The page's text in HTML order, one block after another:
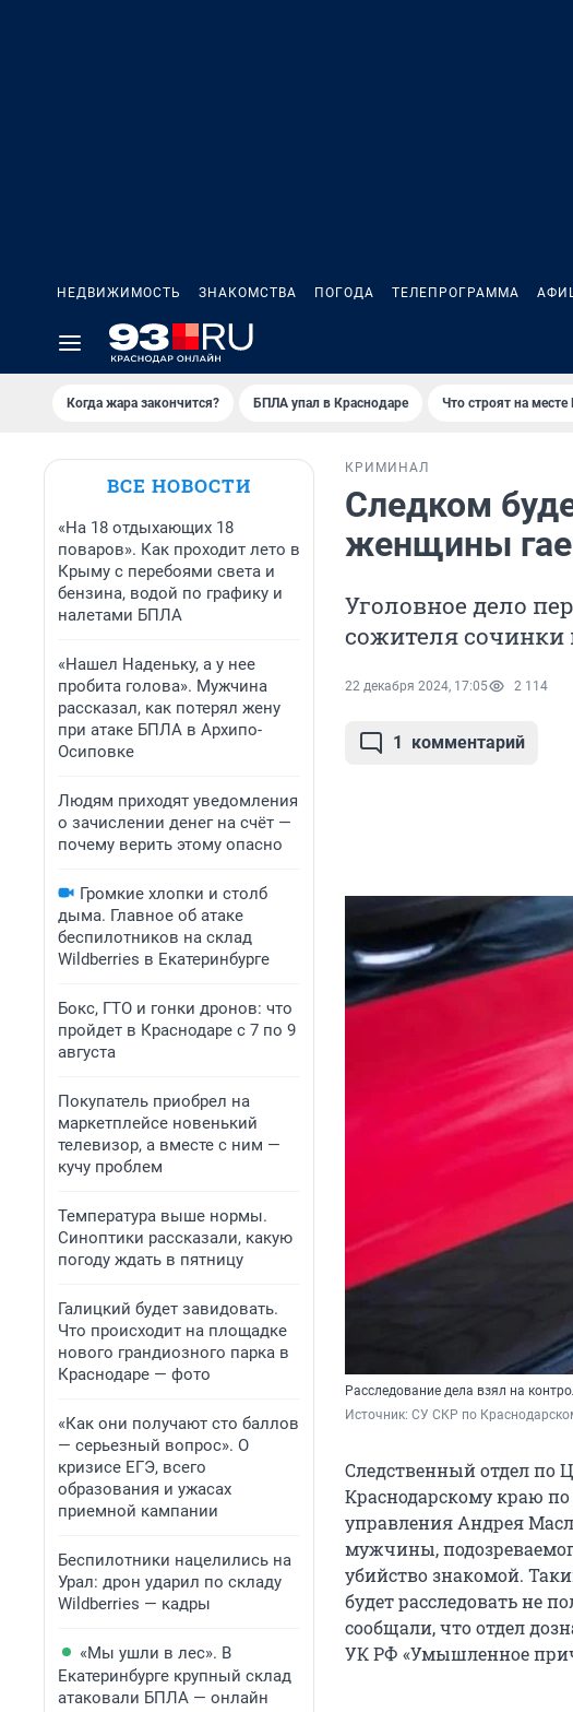
НЕДВИЖИМОСТЬ ЗНАКОМСТВА ПОГОДА ТЕЛЕПРОГРАММА
Когда жара закончится? БПЛА упал в Краснодаре Что строят на
ВСЕ НОВОСТИ
«На 18 отдыхающих 18
поваров». Как проходит лето в
Крыму с перебоями света и
бензина, водой по графику и
налетами БПЛА
«Нашел Наденьку, а у нее
пробита голова». Мужчина
рассказал, как потерял жену
при атаке БПЛА в Архипо-
Осиповке
Людям приходят уведомления
о зачислении денег на счёт —
почему верить этому опасно
Громкие хлопки и столб
дыма. Главное об атаке
беспилотников на склад
Wildberries в Екатеринбурге
Бокс, ГТО и гонки дронов: что
пройдет в Краснодаре с 7 по 9
августа
Покупатель приобрел на
маркетплейсе новенький
телевизор, а вместе с ним —
кучу проблем
Температура выше нормы.
Синоптики рассказали, какую
погоду ждать в пятницу
Галицкий будет завидовать.
Что происходит на площадке
нового грандиозного парка в
Краснодаре — фото
«Как они получают сто баллов
— серьезный вопрос». О
кризисе ЕГЭ, всего
образования и ужасах
приемной кампании
Беспилотники нацелились на
Урал: дрон ударил по складу
Wildberries — кадры
«Мы ушли в лес». В
Екатеринбурге крупный склад
атаковали БПЛА — онлайн
КРИМИНАЛ
Следком
женщины
Уголовное дело
сожителя сочинки
22 декабря 2024, 17:05 2 114
1 комментарий
Расследование дела взял на
Источник: СУ СКР по
Следственный отдел по
Краснодарскому краю по
управления Андрея
мужчины,
убийство знакомой.
будет расследовать не
сообщали, что отдел
УК РФ «Умышленное